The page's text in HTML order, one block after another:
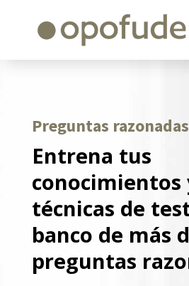
Preguntas razonadas
Entrena tus
conocimientos
técnicas de
banco de más
preguntas